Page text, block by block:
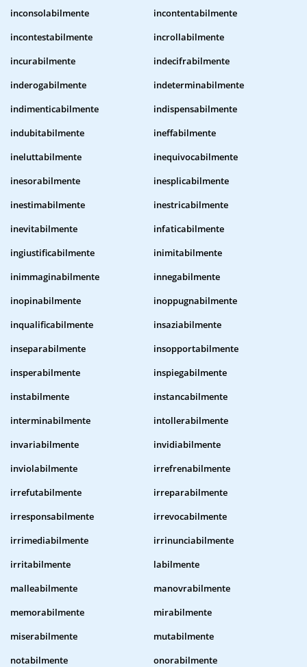
inconsolabilmente
incontentabilmente
incontestabilmente
incrollabilmente
incurabilmente
indecifrabilmente
inderogabilmente
indeterminabilmente
indimenticabilmente
indispensabilmente
indubitabilmente
ineffabilmente
ineluttabilmente
inequivocabilmente
inesorabilmente
inesplicabilmente
inestimabilmente
inestricabilmente
inevitabilmente
infaticabilmente
ingiustificabilmente
inimitabilmente
inimmaginabilmente
innegabilmente
inopinabilmente
inoppugnabilmente
inqualificabilmente
insaziabilmente
inseparabilmente
insopportabilmente
insperabilmente
inspiegabilmente
instabilmente
instancabilmente
interminabilmente
intollerabilmente
invariabilmente
invidiabilmente
inviolabilmente
irrefrenabilmente
irrefutabilmente
irreparabilmente
irresponsabilmente
irrevocabilmente
irrimediabilmente
irrinunciabilmente
irritabilmente
labilmente
malleabilmente
manovrabilmente
memorabilmente
mirabilmente
miserabilmente
mutabilmente
notabilmente
onorabilmente